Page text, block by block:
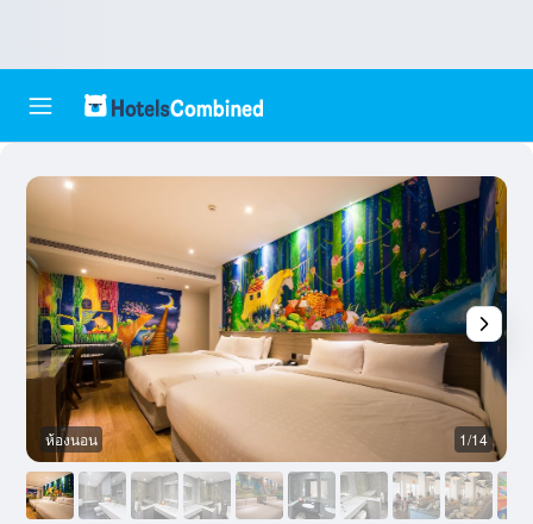
ห้องนอน 1/14